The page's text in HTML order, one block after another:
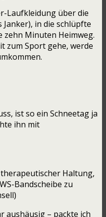
Laufkleidung über die
in die schlüpfte
zehn Minuten Heimweg.
zum Sport gehe, werde
ist so ein Schneetag ja
ihn mit
Haltung,
Bandscheibe zu
aushäusig – packte ich